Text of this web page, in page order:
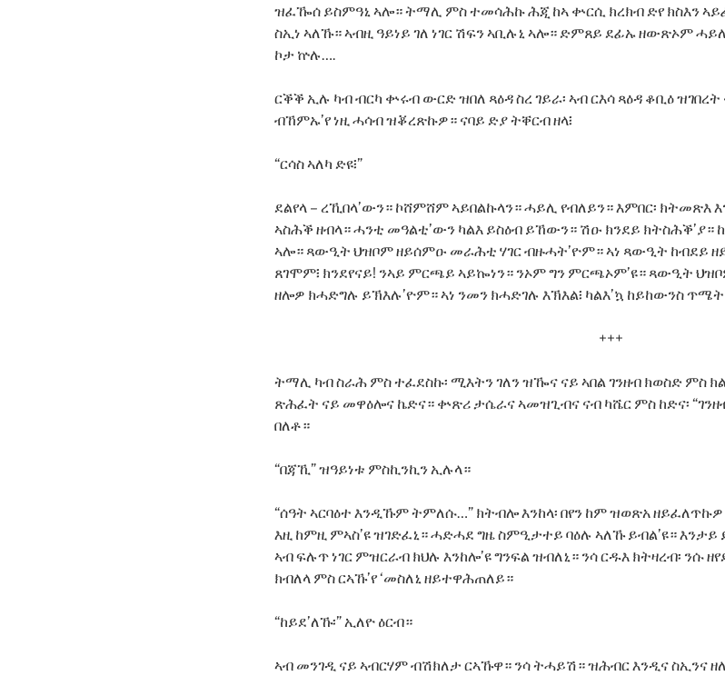
ዝፈዀሰ ይስምዓኒ ኣሎ። ትማሊ ምስ ተመሳሕኩ ሕጂ ከኣ ቍርሲ ክረክብ ድየ ክስእን
ስኢነ ኣለኹ። ኣብዚ ዓይነይ ገለ ነገር ሽፍን ኣቢሉኒ ኣሎ። ድምጸይ ደፊኡ ዘውጽኦም
ኮታ ኵሉ….
ርቕቕ ኢሉ ካብ ብርካ ቍሩብ ውርድ ዝበለ ጻዕዳ ስረ ገይራ፡ ኣብ ርእሳ ጻዕዳ ቆቢዕ
ብኸምኡ’የ ነዚ ሓሳብ ዝቖረጽኩዎ። ናባይ ድያ ትቐርብ ዘላ፧
“ርሳስ ኣለካ ድዩ፧”
ደልየላ – ረኺበላ’ውን። ኮሸምሸም ኣይበልኩላን። ሓይሊ የብለይን። እምበር፡ ክትመጽእ
ኣስሕቕ ዘብላ። ሓንቲ መዓልቲ’ውን ካልእ ይስዕብ ይኸውን። ሽዑ ክንደይ
ኣሎ። ጻውዒት ህዝቦም ዘይሰምዑ መራሕቲ ሃገር ብዙሓት’ዮም። ኣነ ጻውዒት ከብደይ
ጸገሞም፧ ክንደየናይ! ንኣይ ምርጫይ ኣይኰነን። ንኦም ግን ምርጫኦም’ዩ። ጻውዒት
ዘሎዎ ክሓድግሉ ይኽእሉ’ዮም። ኣነ ንመን ክሓድገሉ እኽእል፧ ካልእ’ኳ ከይከውንስ
+++
ትማሊ ካብ ስራሕ ምስ ተፈደስኩ፡ ሚእትን ገለን ዝዀና ናይ ኣበል ገንዘብ ክወስድ ምስ
ጽሕፈት ናይ መዋዕሎና ኬድና። ቍጽሪ ታሴራና ኣመዝጊብና ናብ ካሼር ምስ ከድና፡
በለቶ።
“በጃኺ” ዝዓይነቱ ምስኪንኪን ኢሉላ።
“ሰዓት ኣርባዕተ እንዲኹም ትምለሱ…” ክትብሎ እንከላ፡ በየን ከም ዝወጽአ ዘይፈለጥኩዎ
እዚ ከምዚ ምኣስ’ዩ ዝገድፈኒ። ሓድሓደ ግዜ ስምዒታተይ ባዕሉ ኣለኹ ይብል’ዩ። እንታይ
ኣብ ፍሉጥ ነገር ምዝርራብ ክህሉ እንከሎ’ዩ ግንፍል ዝብለኒ። ንሳ ርዱእ ክትዛረብ፡ ንሱ
ክብለላ ምስ ርኣኹ’የ ‘መስለኒ ዘይተዋሕጠለይ።
“ከይደ’ለኹ፡” ኢለዮ ዕርብ።
ኣብ መንገዲ ናይ ኣብርሃም ብሽክለታ ርኣኹዋ። ንሳ ትሓይሽ። ዝሕብር እንዲና ስኢንና